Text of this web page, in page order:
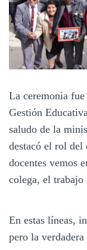
La ceremonia fue
Gestión
saludo de la
destacó el rol del
docentes vemos
colega, el trabajo
En estas líneas,
pero la